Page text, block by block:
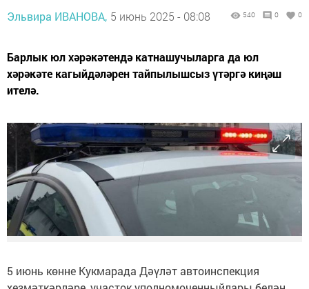
Эльвира ИВАНОВА, 5 июнь 2025 - 08:08 540 0 0
Барлык юл хәрәкәтендә катнашучыларга да юл
хәрәкәте кагыйдәләрен тайпылышсыз үтәргә киңәш
ителә.
5 июнь көнне Кукмарада Дәүләт автоинспекция